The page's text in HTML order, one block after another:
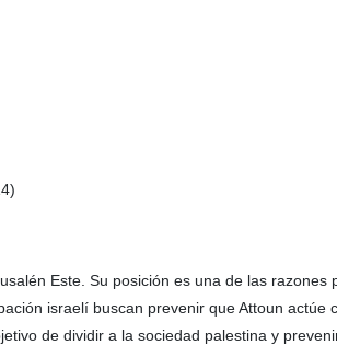
Este. Su posición es una de las razones
israelí buscan prevenir que Attoun actúe
de dividir a la sociedad palestina y